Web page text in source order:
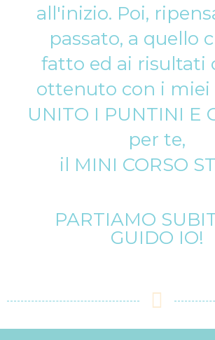
all'inizio. Poi,
passato, a quello
fatto ed ai risultati
ottenuto con i miei
UNITO I PUNTINI E
per te,
il MINI CORSO
PARTIAMO
GUIDO IO!